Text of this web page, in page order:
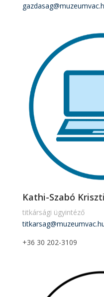
Kathi-Szabó
titkársági ügyintéző
+36 30 202-3109